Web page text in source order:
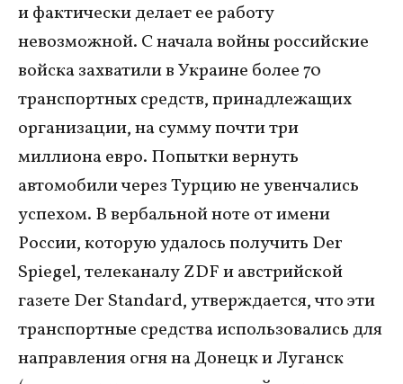
и фактически делает ее работу
невозможной. С начала войны российские
войска захватили в Украине более 70
транспортных средств, принадлежащих
организации, на сумму почти три
миллиона евро. Попытки вернуть
автомобили через Турцию не увенчались
успехом. В вербальной ноте от имени
России, которую удалось получить Der
Spiegel, телеканалу ZDF и австрийской
газете Der Standard, утверждается, что эти
транспортные средства использовались для
направления огня на Донецк и Луганск